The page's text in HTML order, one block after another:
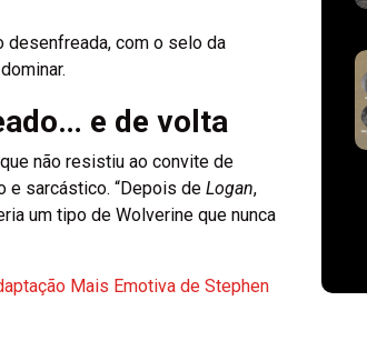
desenfreada, com o selo da
e de volta
não resistiu ao convite de
e sarcástico. “Depois de Logan,
um tipo de Wolverine que nunca
Mais Emotiva de Stephen